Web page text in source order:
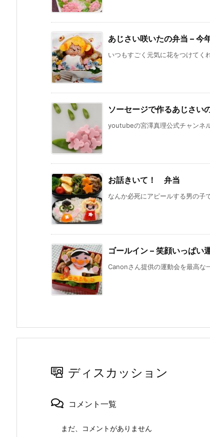
あじさい咲いたの弁当 – 今
いつもすごく元気に花をつけてく
ソーセージで作るあじさい
youtubeの宮澤真理公式チャンネ
お話きいて！ 弁当
なんか必死にアピールする男の子
ゴールイン – 笑顔いっぱい
Canonさん提供の運動会を最高な
ディスカッション
コメント一覧
まだ、コメントがありません